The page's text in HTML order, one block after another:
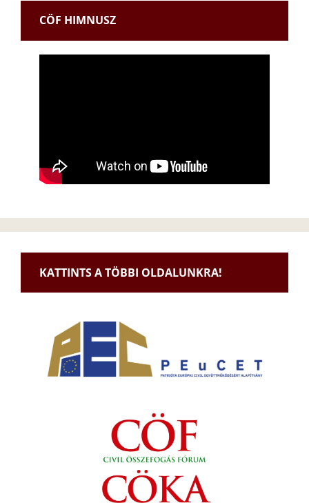
CÖF HIMNUSZ
KATTINTS A TÖBBI OLDALUNKRA!